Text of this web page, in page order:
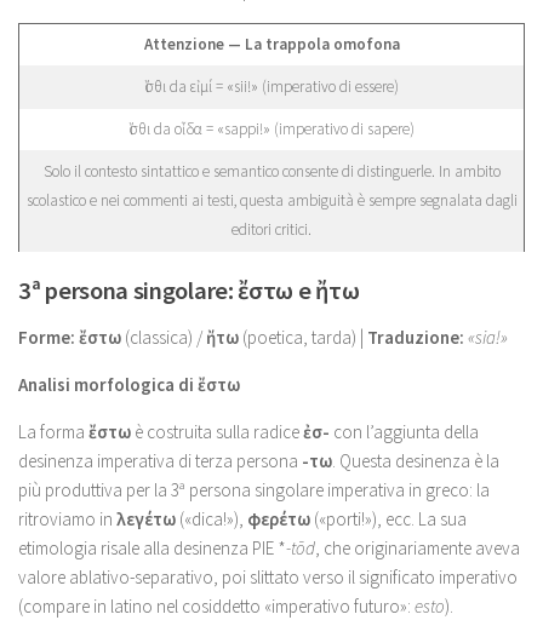
Attenzione — La trappola omofona
ἴσθι da εἰμί = «sii!» (imperativo di essere)
ἴσθι da οἶδα = «sappi!» (imperativo di sapere)
Solo il contesto sintattico e semantico consente di distinguerle. In ambito
scolastico e nei commenti ai testi, questa ambiguità è sempre segnalata dagli
editori critici.
3ª persona singolare: ἔστω e ἤτω
Forme: ἔστω (classica) / ἤτω (poetica, tarda) | Traduzione: «sia!»
Analisi morfologica di ἔστω
La forma ἔστω è costruita sulla radiceἐσ- con l’aggiunta della
desinenza imperativa di terza persona -τω. Questa desinenza è la
più produttiva per la 3ª persona singolare imperativa in greco: la
ritroviamo in λεγέτω («dica!»), φερέτω («porti!»), ecc. La sua
etimologia risale alla desinenza PIE *-tōd, che originariamente aveva
valore ablativo-separativo, poi slittato verso il significato imperativo
(compare in latino nel cosiddetto «imperativo futuro»: esto).